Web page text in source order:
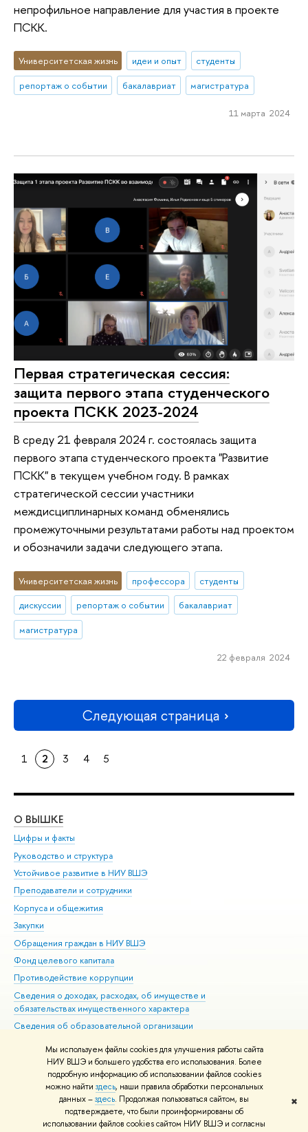
Мы используем файлы cookies для улучшения работы сайта
НИУ ВШЭ и большего удобства его использования. Более
подробную информацию об использовании файлов cookies
можно найти здесь, наши правила обработки персональных
данных –здесь. Продолжая пользоваться сайтом, вы
подтверждаете, что были проинформированы об
использовании файлов cookies сайтом НИУ ВШЭ и согласны
✖
непрофильное направление для участия в проекте
ПСКК.
Университетская жизнь идеи и опыт
студенты
репортаж о событии
бакалавриат магистратура
11 марта 2024
Первая стратегическая сессия:
защита первого этапа студенческого
проекта ПСКК 2023-2024
В среду 21 февраля 2024 г. состоялась защита
первого этапа студенческого проекта "Развитие
ПСКК" в текущем учебном году. В рамках
стратегической сессии участники
междисциплинарных команд обменялись
промежуточными результатами работы над проектом
и обозначили задачи следующего этапа.
Университетская жизнь профессора
студенты
дискуссии
репортаж о событии
бакалавриат
магистратура
22 февраля 2024
Следующая страница
1 2 3 4 5
О ВЫШКЕ
Цифры и факты
Руководство и структура
Устойчивое развитие в НИУ ВШЭ
Преподаватели и сотрудники
Корпуса и общежития
Закупки
Обращения граждан в НИУ ВШЭ
Фонд целевого капитала
Противодействие коррупции
Сведения о доходах, расходах, об имуществе и
обязательствах имущественного характера
Сведения об образовательной организации
Людям с ограниченными возможностями здоровья
Единая платежная страница
Работа в Вышке
© НИУ ВШЭ 1993–2026 Адреса и контакты Условия использования